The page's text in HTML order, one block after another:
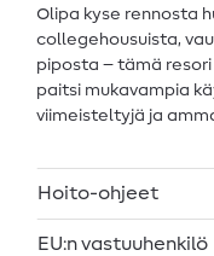
Olipa kyse rennosta
collegehousuista,
piposta – tämä
paitsi mukavampia
viimeisteltyjä ja
Hoito-ohjeet
EU:n vastuuhenkilö